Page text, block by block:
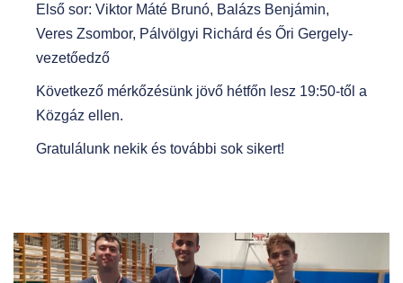
Első sor: Viktor Máté Brunó, Balázs Benjámin,
Veres Zsombor, Pálvölgyi Richárd és Őri Gergely-
vezetőedző
Következő mérkőzésünk jövő hétfőn lesz 19:50-től a
Közgáz ellen.
Gratulálunk nekik és további sok sikert!